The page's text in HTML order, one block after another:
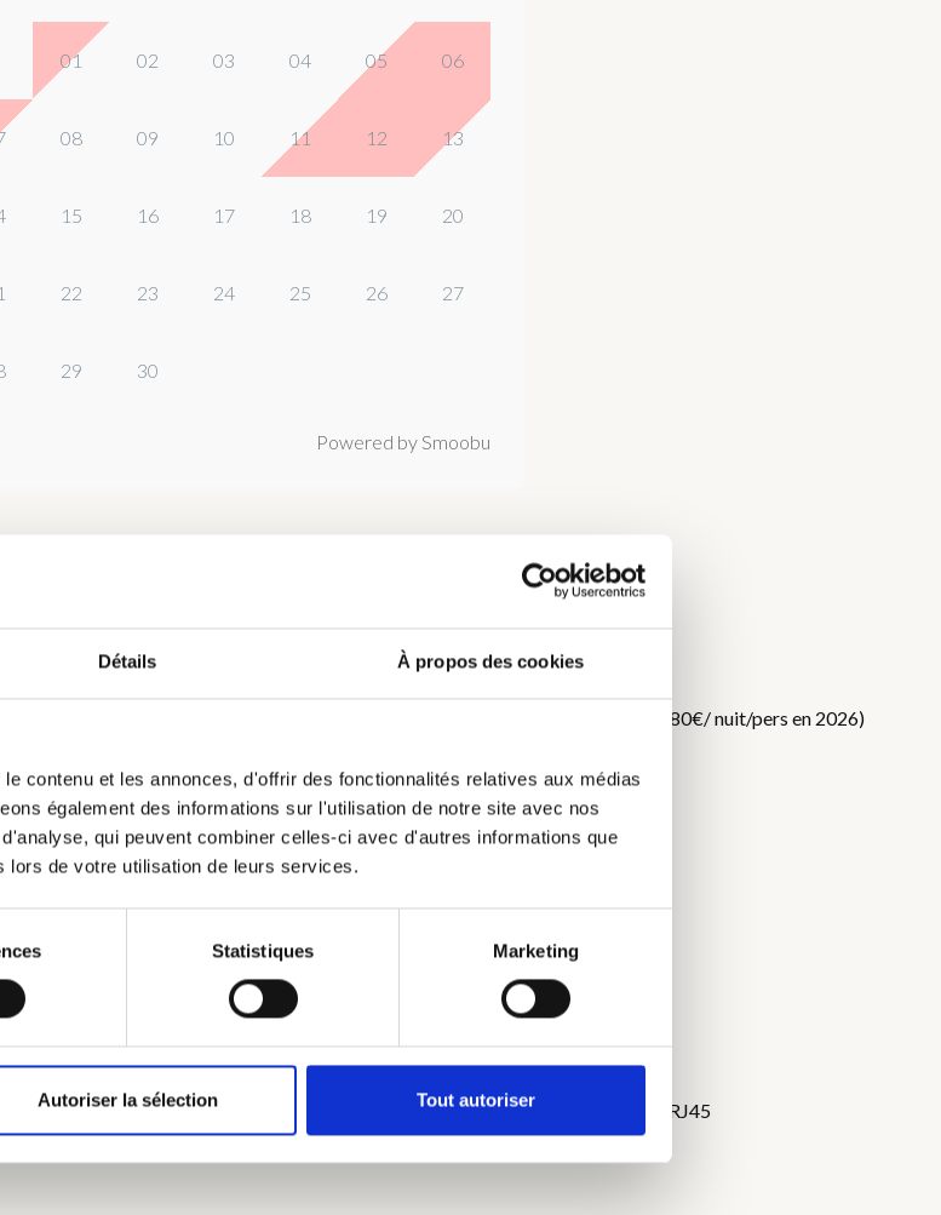
Détails À propos des cookies
contenu et les annonces, d'offrir des fonctionnalités relatives aux médias
également des informations sur l'utilisation de notre site avec nos
qui peuvent combiner celles-ci avec d'autres informations que
de votre utilisation de leurs services.
Statistiques Marketing
Autoriser la sélection Tout autoriser
01 02 03 04 05 06
08 09 10 11 12 13
15 16 17 18 19 20
22 23 24 25 26 27
29 30
Powered by Smoobu
: Chambre Bouleau au RDC
petit déjeuner continental inclus dans le tarif. Taxe de séjour en supplément (0,80€/ nuit/pers en 2026)
d’eau.
en bouleau, un moment privilégié en toute simplicité.
le temps de votre séjour.
bébé et chaise haute sur demande - Table et chaises - Prise USB et RJ45